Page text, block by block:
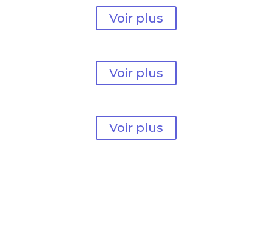
Voir plus
Lorem Ipsum Dolor
Voir plus
Lorem Ipsum Dolor
Voir plus